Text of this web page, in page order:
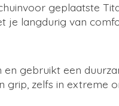
geplaatste
je langdurig van
gebruikt een
grip, zelfs in